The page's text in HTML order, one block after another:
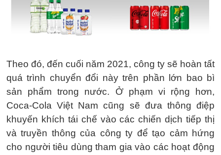
Theo đó, đến cuối năm 2021, công ty sẽ hoàn tất
quá trình chuyển đổi này trên phần lớn bao bì
sản phẩm trong nước. Ở phạm vi rộng hơn,
Coca-Cola Việt Nam cũng sẽ đưa thông điệp
khuyến khích tái chế vào các chiến dịch tiếp thị
và truyền thông của công ty để tạo cảm hứng
cho người tiêu dùng tham gia vào các hoạt động